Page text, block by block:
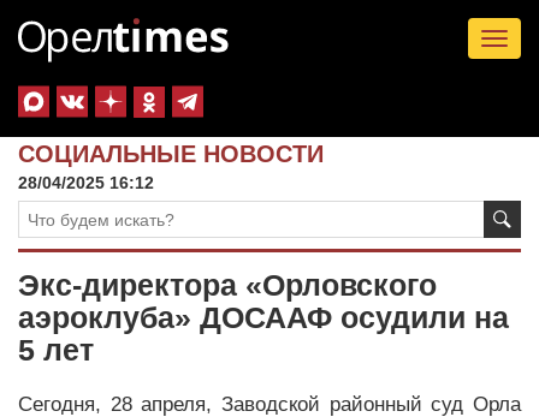
СОЦИАЛЬНЫЕ НОВОСТИ
28/04/2025 16:12
Экс-директора «Орловского
аэроклуба» ДОСААФ осудили на
5 лет
Сегодня, 28 апреля, Заводской районный суд Орла